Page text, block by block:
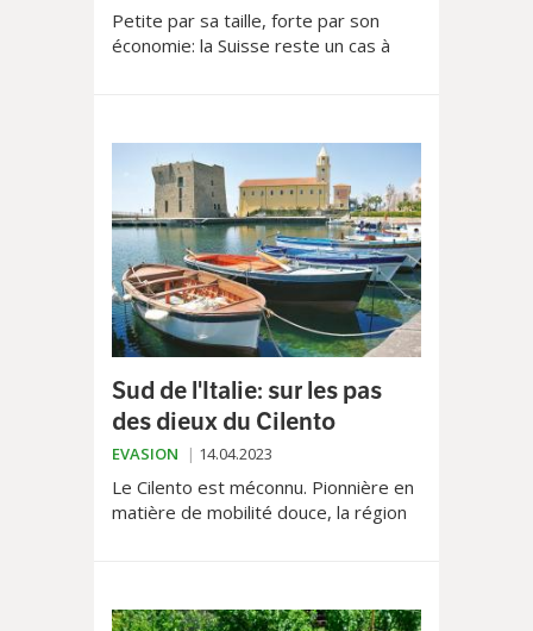
Petite par sa taille, forte par son
économie: la Suisse reste un cas à
arrivée?
Sud de l'Italie: sur les pas
des dieux du Cilento
EVASION 14.04.2023
Le Cilento est méconnu. Pionnière en
matière de mobilité douce, la région